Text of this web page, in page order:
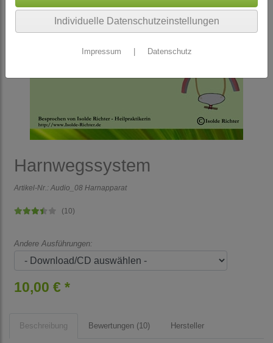
Harnwegssystem
Artikel-Nr.: Audio_08 Harnapparat
(10)
Andere Ausführungen:
10,00 € *
Beschreibung Bewertungen (10) Hersteller
Individuelle Datenschutzeinstellungen
Impressum Datenschutz